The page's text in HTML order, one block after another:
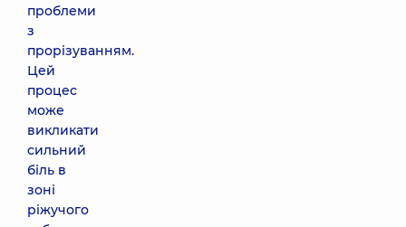
проблеми
з
прорізуванням.
Цей
процес
може
викликати
сильний
біль в
зоні
ріжучого